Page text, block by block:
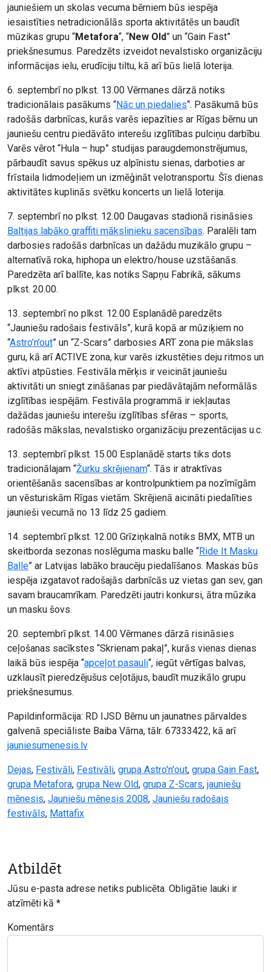
jauniešiem un skolas vecuma bērniem būs iespēja
iesaistīties netradicionālās sporta aktivitātēs un baudīt
mūzikas grupu “Metafora“, “New Old” un “Gain Fast”
priekšnesumus. Paredzēts izveidot nevalstisko organizāciju
informācijas ielu, erudīciju tiltu, kā arī būs lielā loterija.
6. septembrī no plkst. 13.00 Vērmanes dārzā notiks
tradicionālais pasākums “Nāc un piedalies“. Pasākumā būs
radošās darbnīcas, kurās varēs iepazīties ar Rīgas bērnu un
jauniešu centru piedāvāto interešu izglītības pulciņu darbību.
Varēs vērot “Hula – hup” studijas paraugdemonstrējumus,
pārbaudīt savus spēkus uz alpīnistu sienas, darboties ar
frīstaila lidmodeļiem un izmēģināt velotransportu. Šīs dienas
aktivitātes kuplinās svētku koncerts un lielā loterija.
7. septembrī no plkst. 12.00 Daugavas stadionā risināsies
Baltijas labāko graffiti mākslinieku sacensības. Paralēli tam
darbosies radošās darbnīcas un dažādu muzikālo grupu –
alternatīvā roka, hiphopa un elektro/house uzstāšanās.
Paredzēta arī ballīte, kas notiks Sapņu Fabrikā, sākums
plkst. 20.00.
13. septembrī no plkst. 12.00 Esplanādē paredzēts
“Jauniešu radošais festivāls”, kurā kopā ar mūziķiem no
“Astro’n’out” un “Z-Scars” darbosies ART zona pie mākslas
guru, kā arī ACTIVE zona, kur varēs izkustēties deju ritmos un
aktīvi atpūsties. Festivāla mērķis ir veicināt jauniešu
aktivitāti un sniegt zināšanas par piedāvātajām neformālās
izglītības iespējām. Festivāla programmā ir iekļautas
dažādas jauniešu interešu izglītības sfēras – sports,
radošās mākslas, nevalstisko organizāciju prezentācijas u.c.
13. septembrī plkst. 15.00 Esplanādē starts tiks dots
tradicionālajam “Žurku skrējienam“. Tās ir atraktīvas
orientēšanās sacensības ar kontrolpunktiem pa nozīmīgām
un vēsturiskām Rīgas vietām. Skrējienā aicināti piedalīties
jaunieši vecumā no 13 līdz 25 gadiem.
14. septembrī plkst. 12.00 Grīziņkalnā notiks BMX, MTB un
skeitborda sezonas noslēguma masku balle “Ride It Masku
Balle” ar Latvijas labāko braucēju piedalīšanos. Maskas būs
iespēja izgatavot radošajās darbnīcās uz vietas gan sev, gan
savam braucamrīkam. Paredzēti jautri konkursi, ātra mūzika
un masku šovs.
20. septembrī plkst. 14.00 Vērmanes dārzā risināsies
ceļošanas sacīkstes “Skrienam pakaļ”, kurās vienas dienas
laikā būs iespēja “apceļot pasauli“, iegūt vērtīgas balvas,
uzklausīt pieredzējušus ceļotājus, baudīt muzikālo grupu
priekšnesumus.
Papildinformācija: RD IJSD Bērnu un jaunatnes pārvaldes
galvenā speciāliste Baiba Vārna, tālr. 67333422, kā arī
jauniesumenesis.lv
Dejas, Festivāli, Festivāli, grupa Astro'n'out, grupa Gain Fast,
grupa Metafora, grupa New Old, grupa Z-Scars, jauniešu
mēnesis, Jauniešu mēnesis 2008, Jauniešu radošais
festivāls, Mattafix
Atbildēt
Jūsu e-pasta adrese netiks publicēta. Obligātie lauki ir
atzīmēti kā *
Komentārs